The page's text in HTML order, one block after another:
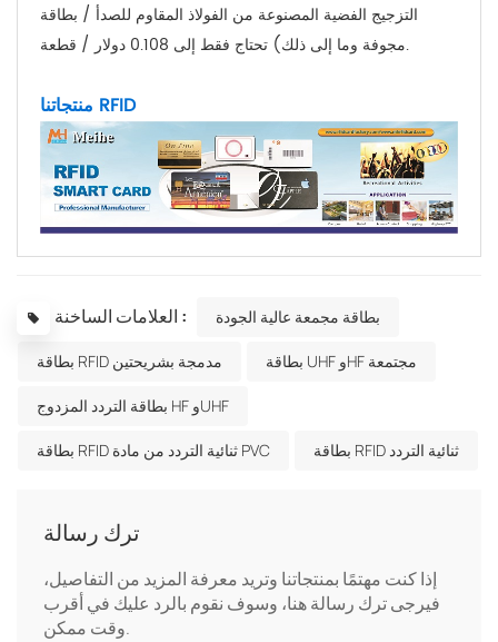
التزجيج الفضية المصنوعة من الفولاذ المقاوم للصدأ / بطاقة
مجوفة وما إلى ذلك) تحتاج فقط إلى 0.108 دولار / قطعة.
منتجاتنا RFID
العلامات الساخنة : بطاقة مجمعة عالية الجودة
بطاقة RFID مدمجة بشريحتين بطاقة UHF وHF مجتمعة
بطاقة التردد المزدوج HF وUHF
بطاقة RFID ثنائية التردد من مادة PVC بطاقة RFID ثنائية التردد
ترك رسالة
إذا كنت مهتمًا بمنتجاتنا وتريد معرفة المزيد من التفاصيل،
فيرجى ترك رسالة هنا، وسوف نقوم بالرد عليك في أقرب
وقت ممكن.